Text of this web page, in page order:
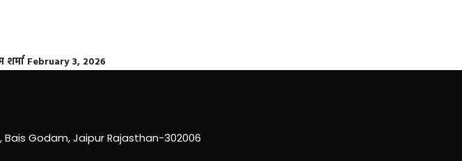
शर्मा February 3, 2026
Bais Godam, Jaipur Rajasthan-302006